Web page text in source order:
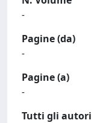
-
Pagine (da)
-
Pagine (a)
-
Tutti gli autori